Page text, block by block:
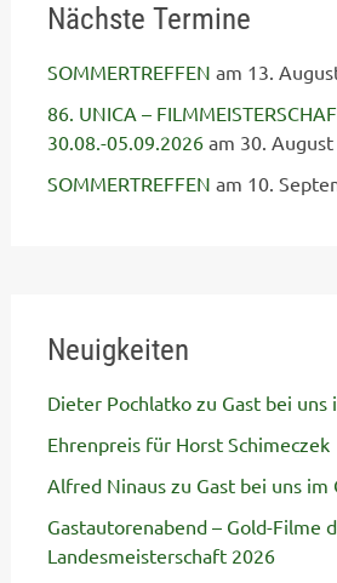
Nächste Termine
SOMMERTREFFEN am 13.
86. UNICA –
30.08.-05.09.2026am 30. August
SOMMERTREFFEN am 10.
Neuigkeiten
Dieter Pochlatko zu Gast bei uns
Ehrenpreis für Horst Schimeczek
Alfred Ninaus zu Gast bei uns im
Gastautorenabend – Gold-Filme
Landesmeisterschaft 2026